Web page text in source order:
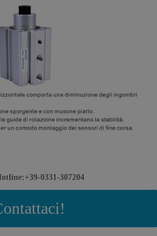
0331-307204